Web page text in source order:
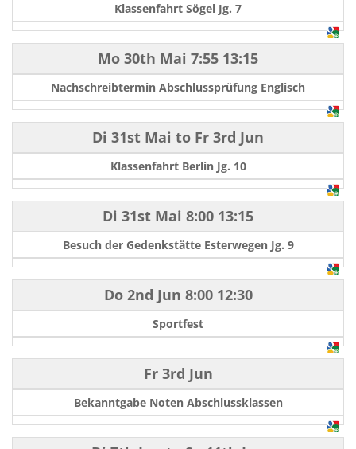
Klassenfahrt Sögel Jg. 7
Mo 30th Mai 7:55 13:15
Nachschreibtermin Abschlussprüfung Englisch
Di 31st Mai to Fr 3rd Jun
Klassenfahrt Berlin Jg. 10
Di 31st Mai 8:00 13:15
Besuch der Gedenkstätte Esterwegen Jg. 9
Do 2nd Jun 8:00 12:30
Sportfest
Fr 3rd Jun
Bekanntgabe Noten Abschlussklassen